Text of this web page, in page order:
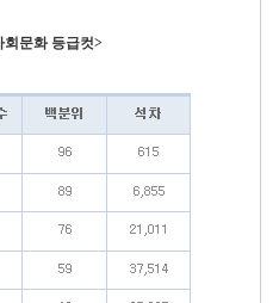
회문화 등급컷>